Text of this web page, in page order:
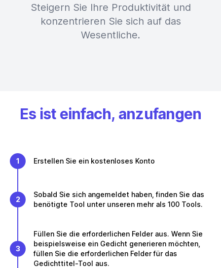
Steigern Sie Ihre Produktivität und
konzentrieren Sie sich auf das
Wesentliche.
Es ist einfach, anzufangen
1 Erstellen Sie ein kostenloses Konto
2
Sobald Sie sich angemeldet haben, finden Sie das
benötigte Tool unter unseren mehr als 100 Tools.
3
Füllen Sie die erforderlichen Felder aus. Wenn Sie
beispielsweise ein Gedicht generieren möchten,
füllen Sie die erforderlichen Felder für das
Gedichttitel-Tool aus.